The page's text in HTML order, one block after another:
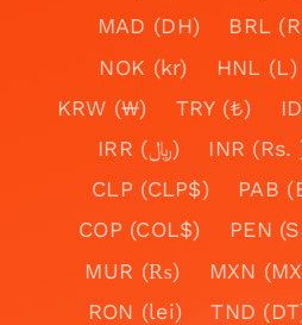
MAD (DH)
BRL
NOK (kr)
HNL (L)
KRW (₩)
TRY (₺)
IRR (﷼)
INR (Rs.
CLP (CLP$)
PAB
COP (COL$)
PEN
MUR (₨)
MXN
RON (lei)
TND